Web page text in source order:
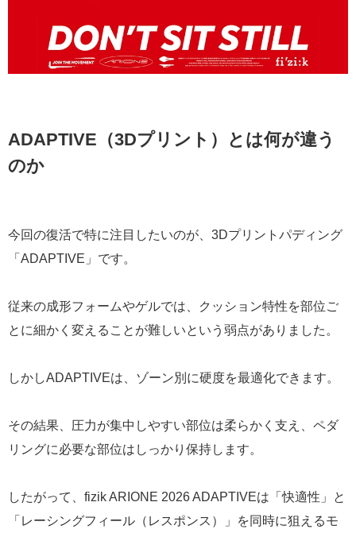
ADAPTIVE（3Dプリント）とは何が違う
のか
今回の復活で特に注目したいのが、3Dプリントパディング
「ADAPTIVE」です。
従来の成形フォームやゲルでは、クッション特性を部位ご
とに細かく変えることが難しいという弱点がありました。
しかしADAPTIVEは、ゾーン別に硬度を最適化できます。
その結果、圧力が集中しやすい部位は柔らかく支え、ペダ
リングに必要な部位はしっかり保持します。
したがって、fizik ARIONE 2026 ADAPTIVEは「快適性」と
「レーシングフィール（レスポンス）」を同時に狙えるモ